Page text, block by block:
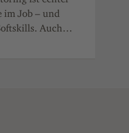
im Job – und
Auch
und